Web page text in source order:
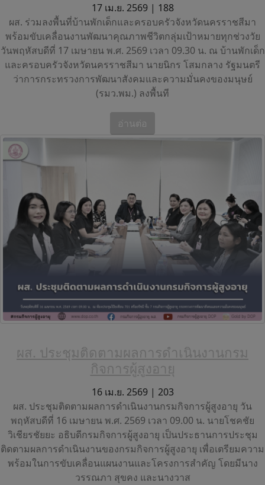
17 เม.ย. 2569 | 188
ผส. ร่วมลงพื้นที่บ้านพักเด็กและครอบครัวจังหวัดนครราชสีมา
พร้อมขับเคลื่อนงานพัฒนาคุณภาพชีวิตกลุ่มเป้าหมายทุกช่วงวัย
วันพฤหัสบดีที่ 17 เมษายน พ.ศ. 2569 เวลา 09.30 น. ณ บ้านพักเด็ก
และครอบครัวจังหวัดนครราชสีมา นายนิกร โสมกลาง รัฐมนตรี
ว่าการกระทรวงการพัฒนาสังคมและความมั่นคงของมนุษย์
(รมว.พม.) ลงพื้นที
อ่านต่อ
ผส. ประชุมติดตามผลการดำเนินงานกรม
กิจการผู้สูงอายุ
16 เม.ย. 2569 | 203
ผส. ประชุมติดตามผลการดำเนินงานกรมกิจการผู้สูงอายุ วัน
พฤหัสบดีที่ 16 เมษายน พ.ศ. 2569 เวลา 09.00 น. นายโชคชัย
วิเชียรชัยยะ อธิบดีกรมกิจการผู้สูงอายุ เป็นประธานการประชุม
ติดตามผลการดำเนินงานของกรมกิจการผู้สูงอายุ เพื่อเตรียมความ
พร้อมในการขับเคลื่อนแผนงานและโครงการสำคัญ โดยมีนาง
วรรณภา สุขคง และนางวาส